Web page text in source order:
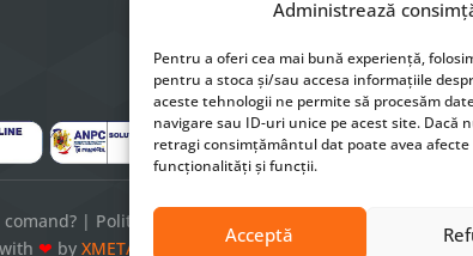
Administrează
Pentru a oferi cea mai bună experiență,
pentru a stoca și/sau accesa informațiile
aceste tehnologii ne permite să procesăm
navigare sau ID-uri unice pe acest site. Dacă
retragi consimțământul dat poate avea
funcționalități și funcții.
Acceptă
comand? | Politica de livrare a produselor / serviciilor
❤ by XMETA.RO